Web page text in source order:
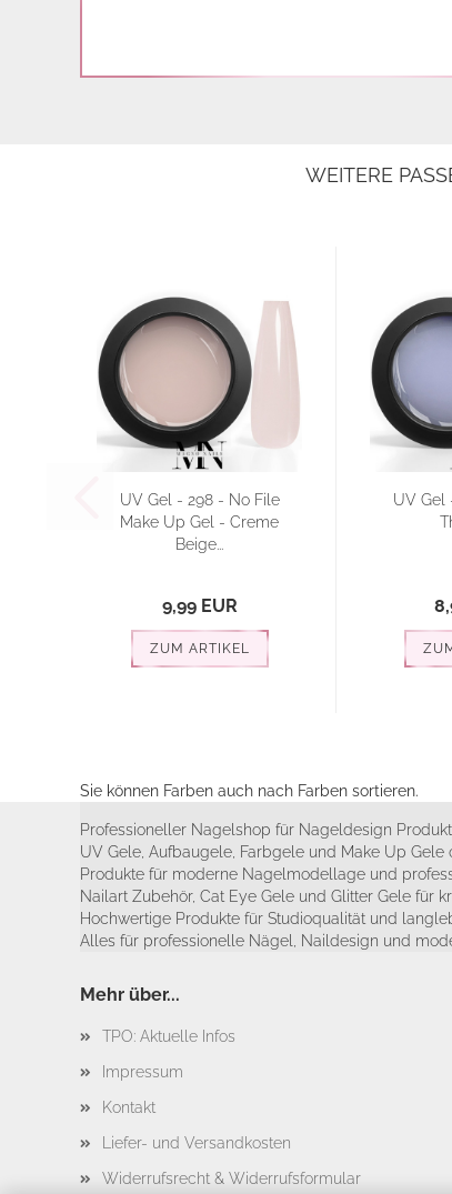
WEITERE
UV Gel - 298 - No File
Make Up Gel - Creme
Beige...
9,99 EUR
ZUM ARTIKEL
UV Gel
Sie können Farben auch nach Farben sortieren.
Professioneller Nagelshop für Nageldesign
UV Gele, Aufbaugele, Farbgele und Make Up Gele
Produkte für moderne Nagelmodellage und
Nailart Zubehör, Cat Eye Gele und Glitter Gele für
Hochwertige Produkte für Studioqualität und
Alles für professionelle Nägel, Naildesign und
Mehr über...
TPO: Aktuelle Infos
Impressum
Kontakt
Liefer- und Versandkosten
Widerrufsrecht & Widerrufsformular